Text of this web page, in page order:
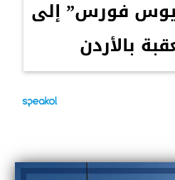
فورس” إلى
بالأردن